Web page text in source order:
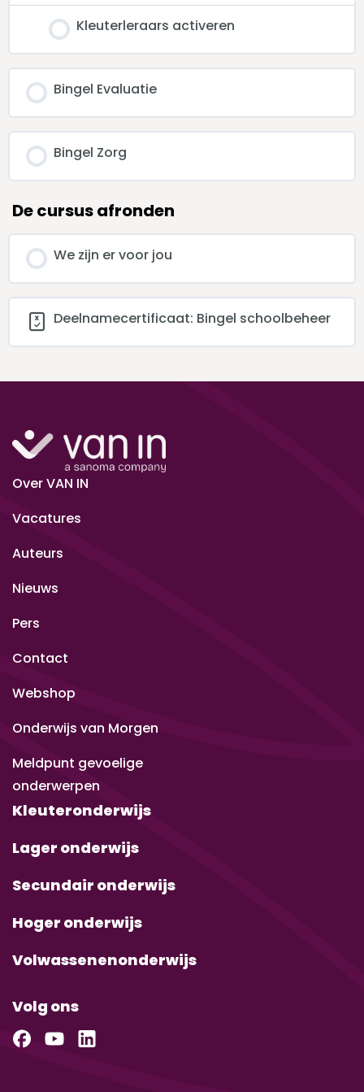
Kleuterleraars activeren
Bingel Evaluatie
Bingel Zorg
De cursus afronden
We zijn er voor jou
Deelnamecertificaat: Bingel schoolbeheer
Over VAN IN
Vacatures
Auteurs
Nieuws
Pers
Contact
Webshop
Onderwijs van Morgen
Meldpunt gevoelige
onderwerpen
Kleuteronderwijs
Lager onderwijs
Secundair onderwijs
Hoger onderwijs
Volwassenenonderwijs
Volg ons